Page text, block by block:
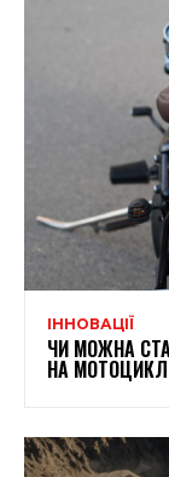
ІННОВАЦІЇ
ЧИ МОЖНА
НА МОТОЦИКЛ